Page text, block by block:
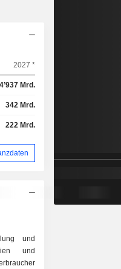
2027 *
4’937 Mrd.
342 Mrd.
222 Mrd.
und
und